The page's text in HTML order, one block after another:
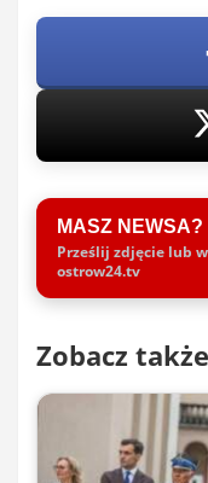
MASZ
Prześlij zdjęcie lub
ostrow24.tv
Zobacz także